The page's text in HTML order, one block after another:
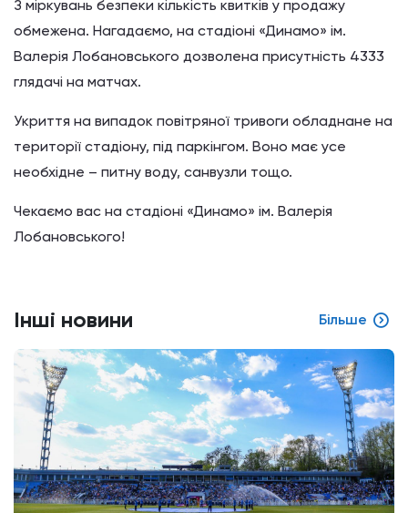
З міркувань безпеки кількість квитків у продажу
обмежена. Нагадаємо, на стадіоні «Динамо» ім.
Валерія Лобановського дозволена присутність 4333
глядачі на матчах.
Укриття на випадок повітряної тривоги обладнане на
території стадіону, під паркінгом. Воно має усе
необхідне – питну воду, санвузли тощо.
Чекаємо вас на стадіоні «Динамо» ім. Валерія
Лобановського!
Інші новини Більше